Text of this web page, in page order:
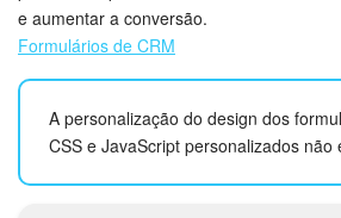
Bitrix24 Collabs
Bitrix24 Drive
e aumentar a conversão.
Formulários de CRM
A personalização do design dos
CSS e JavaScript personalizados não